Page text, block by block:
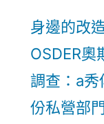
身邊的改
OSDER奧
調查：a
份私營部